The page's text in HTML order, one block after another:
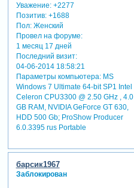
Уважение: +2277
Позитив: +1688
Пол:Женский
Провел на форуме:
1 месяц 17 дней
Последний визит:
04-06-2014 18:58:21
Параметры компьютера:MS
Windows 7 Ultimate 64-bit SP1 Intel
Celeron CPU3300 @ 2.50 GHz , 4.0
GB RAM, NVIDIA GeForce GT 630,
HDD 500 Gb; ProShow Producer
6.0.3395 rus Portable
барсик1967
Заблокирован